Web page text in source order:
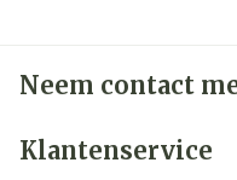
Neem contact
Klantenservice